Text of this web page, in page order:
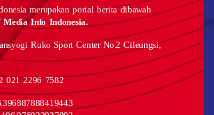
merupakan portal berita dibawah
Media Info Indonesia.
Ruko Sport Center No.2 Cileungsi,
021 2296 7582